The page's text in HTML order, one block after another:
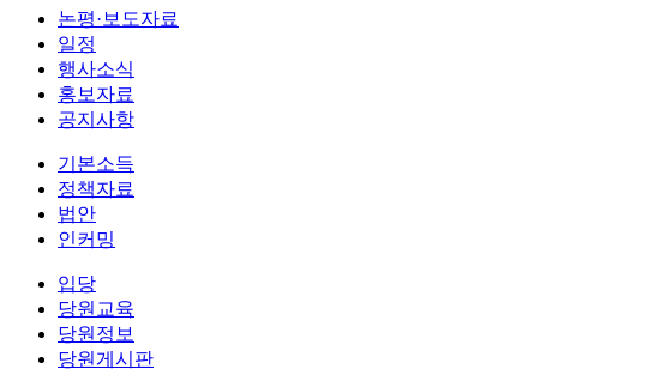
논평·보도자료
일정
행사소식
홍보자료
공지사항
기본소득
정책자료
법안
인커밍
입당
당원교육
당원정보
당원게시판